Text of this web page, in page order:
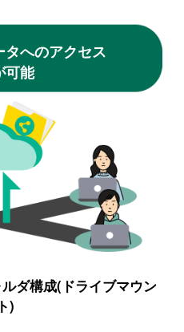
へのアクセス
可能
ダ構成(ドライブマウン
ト)